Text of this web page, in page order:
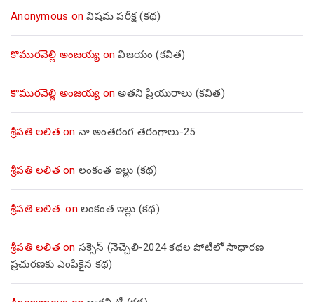
Anonymous onవిషమ పరీక్ష (క‌థ‌)
కొమురవెల్లి అంజయ్య onవిజయం (కవిత)
కొమురవెల్లి అంజయ్య onఅతని ప్రియురాలు (కవిత)
శ్రీపతి లలిత on నా అంతరంగ తరంగాలు-25
శ్రీపతి లలిత on లంకంత ఇల్లు (కథ)
శ్రీపతి లలిత. on లంకంత ఇల్లు (కథ)
శ్రీపతి లలిత on సక్సెస్ (నెచ్చెలి-2024 కథల పోటీలో సాధారణ
ప్రచురణకు ఎంపికైన కథ)